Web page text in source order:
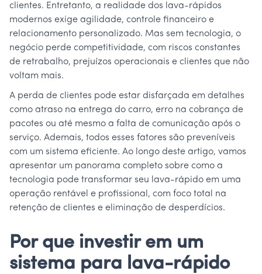
clientes. Entretanto, a realidade dos lava-rápidos
modernos exige agilidade, controle financeiro e
relacionamento personalizado. Mas sem tecnologia, o
negócio perde competitividade, com riscos constantes
de retrabalho, prejuízos operacionais e clientes que não
voltam mais.
A perda de clientes pode estar disfarçada em detalhes
como atraso na entrega do carro, erro na cobrança de
pacotes ou até mesmo a falta de comunicação após o
serviço. Ademais, todos esses fatores são preveníveis
com um sistema eficiente. Ao longo deste artigo, vamos
apresentar um panorama completo sobre como a
tecnologia pode transformar seu lava-rápido em uma
operação rentável e profissional, com foco total na
retenção de clientes e eliminação de desperdícios.
Por que investir em um
sistema para lava-rápido